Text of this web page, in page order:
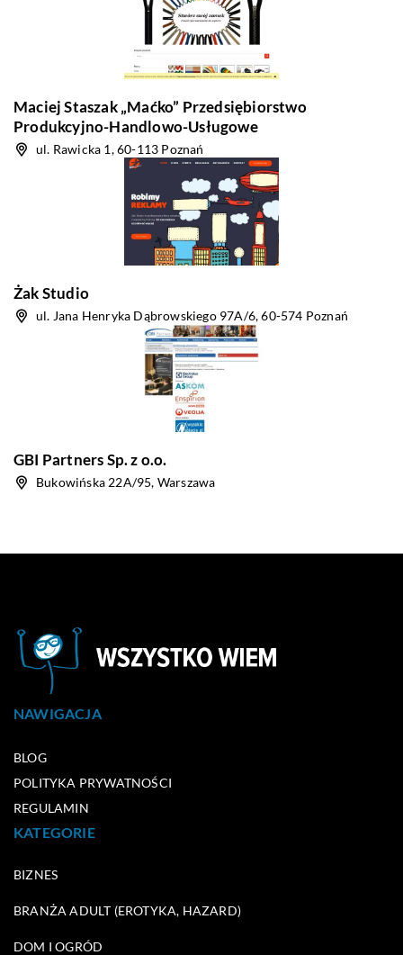
Maciej Staszak „Maćko” Przedsiębiorstwo
Produkcyjno-Handlowo-Usługowe
ul. Rawicka 1, 60-113 Poznań
Żak Studio
ul. Jana Henryka Dąbrowskiego 97A/6, 60-574 Poznań
GBI Partners Sp. z o.o.
Bukowińska 22A/95, Warszawa
NAWIGACJA
BLOG
POLITYKA PRYWATNOŚCI
REGULAMIN
KATEGORIE
BIZNES
BRANŻA ADULT (EROTYKA, HAZARD)
DOM I OGRÓD